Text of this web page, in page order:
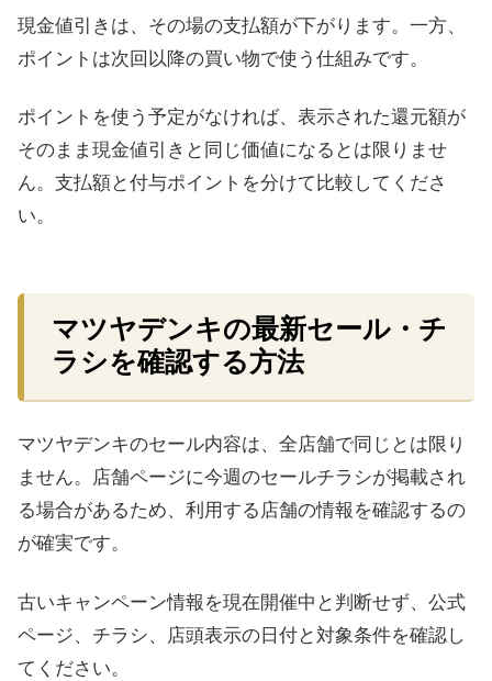
現金値引きは、その場の支払額が下がります。一方、
ポイントは次回以降の買い物で使う仕組みです。
ポイントを使う予定がなければ、表示された還元額が
そのまま現金値引きと同じ価値になるとは限りませ
ん。支払額と付与ポイントを分けて比較してくださ
い。
マツヤデンキの最新セール・チ
ラシを確認する方法
マツヤデンキのセール内容は、全店舗で同じとは限り
ません。店舗ページに今週のセールチラシが掲載され
る場合があるため、利用する店舗の情報を確認するの
が確実です。
古いキャンペーン情報を現在開催中と判断せず、公式
ページ、チラシ、店頭表示の日付と対象条件を確認し
てください。